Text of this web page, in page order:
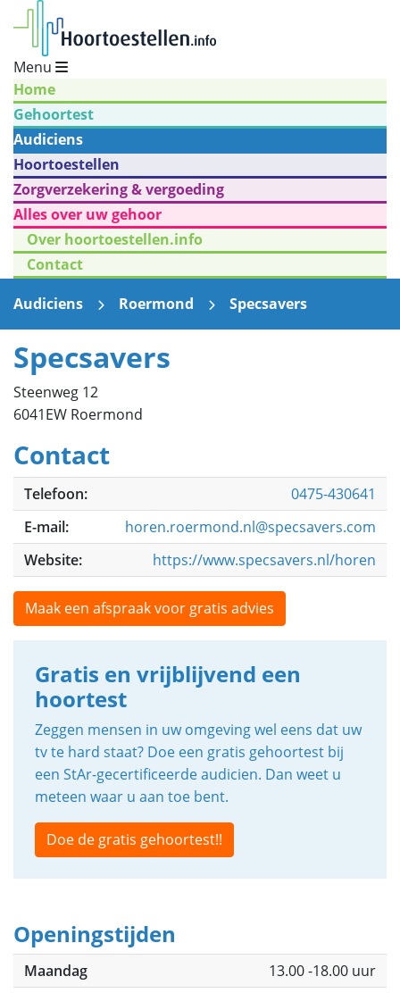
Menu
Home
Gehoortest
Audiciens
Hoortoestellen
Zorgverzekering & vergoeding
Alles over uw gehoor
Over hoortoestellen.info
Contact
Audiciens
Roermond Specsavers
Specsavers
Steenweg 12
6041EW Roermond
Contact
Telefoon:
0475-430641
E-mail:
horen.roermond.nl@specsavers.com
Website:
https://www.specsavers.nl/horen
Maak een afspraak voor gratis advies
Gratis en vrijblijvend een
hoortest
Zeggen mensen in uw omgeving wel eens dat uw
tv te hard staat? Doe een gratis gehoortest bij
een StAr-gecertificeerde audicien. Dan weet u
meteen waar u aan toe bent.
Doe de gratis gehoortest!!
Openingstijden
Maandag
13.00 -18.00 uur